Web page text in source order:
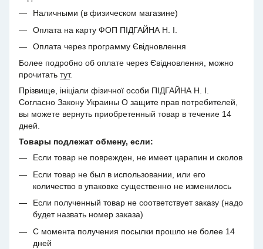
Наличными (в физическом магазине)
Оплата на карту ФОП ПІДГАЙНА Н. І.
Оплата через программу Євідновлення
Более подробно об оплате через Євідновлення, можно
прочитать тут.
Прізвище, ініціали фізичної особи ПІДГАЙНА Н. І.
Согласно Закону Украины О защите прав потребителей,
вы можете вернуть приобретенный товар в течение 14
дней.
Товары подлежат обмену, если:
Если товар не поврежден, не имеет царапин и сколов
Если товар не был в использовании, или его
количество в упаковке существенно не изменилось
Если полученный товар не соответствует заказу (надо
будет назвать номер заказа)
С момента получения посылки прошло не более 14
дней